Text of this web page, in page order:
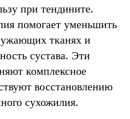
при тендините.
помогает уменьшить
тканях и
сустава. Эти
комплексное
восстановлению
сухожилия.